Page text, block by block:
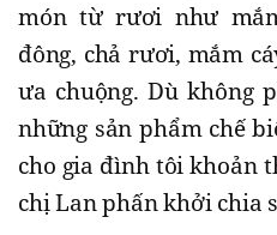
món từ rươi như
đông, chả rươi, mắm
ưa chuộng. Dù không
những sản phẩm chế
cho gia đình tôi khoản
chị Lan phấn khởi chia